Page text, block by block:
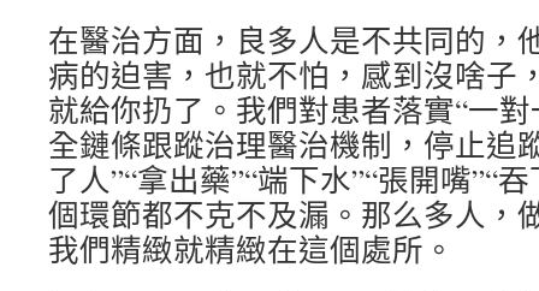
在醫治方面，良多人是不共同的，
病的迫害，也就不怕，感到沒啥子
就給你扔了。我們對患者落實“一
全鏈條跟蹤治理醫治機制，停止追
了人”“拿出藥”“端下水”“張開嘴”“
個環節都不克不及漏。那么多人，
我們精緻就精緻在這個處所。